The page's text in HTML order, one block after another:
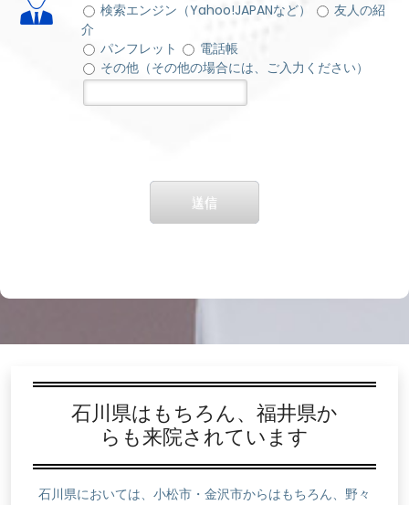
検索エンジン（Yahoo!JAPANなど）
友人の紹
介
パンフレット
電話帳
その他（その他の場合には、ご入力ください）
送信
石川県はもちろん、福井県か
らも来院されています
石川県においては、小松市・金沢市からはもちろん、野々